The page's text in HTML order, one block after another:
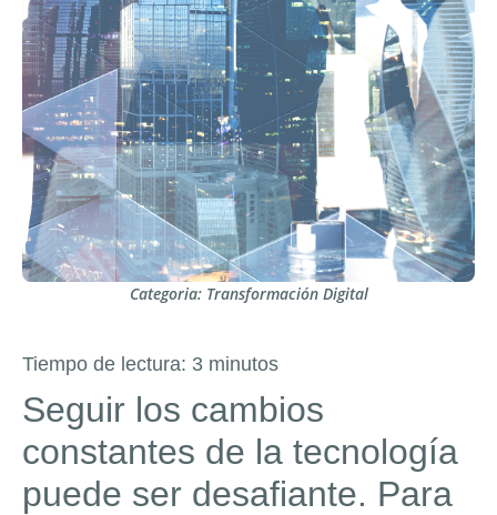
Categoria: Transformación Digital
Tiempo de lectura: 3 minutos
Seguir los cambios
constantes de la tecnología
puede ser desafiante. Para